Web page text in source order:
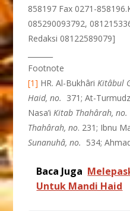
858197 Fax 0271-
085290093792,
Redaksi 08122589079]
Footnote
[1] HR. Al-BukhâriKitâbul
Haid, no. 371; At-
Nasa’iKitab Thahârah, no.
Thahârah, no. 231; Ibnu
Sunanuhâ, no. 534;
Baca Juga
Untuk Mandi Haid